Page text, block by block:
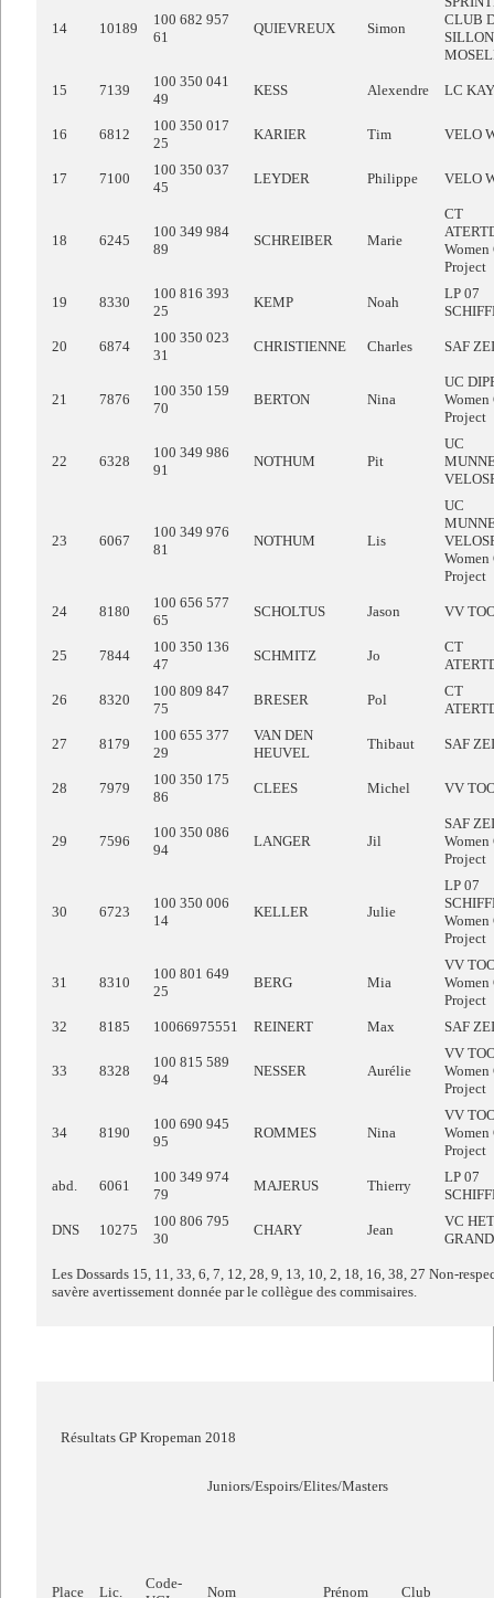
14 10189
100 682 957
61
QUIEVREUX Simon
CLUB
SILLON
15 7139
100 350 041
49
KESS Alexendre LC
16 6812
100 350 017
25
KARIER Tim VELO
17 7100
100 350 037
45
LEYDER Philippe VELO
18 6245
100 349 984
89
SCHREIBER Marie
CT
Project
19 8330
100 816 393
25
KEMP Noah
LP 07
20 6874
100 350 023
31
CHRISTIENNE Charles SAF
21 7876
100 350 159
70
BERTON Nina
UC
Project
22 6328
100 349 986
91
NOTHUM Pit
UC
23 6067
100 349 976
81
NOTHUM Lis
UC
Project
24 8180
100 656 577
65
SCHOLTUS Jason VV
25 7844
100 350 136
47
SCHMITZ Jo
CT
26 8320
100 809 847
75
BRESER Pol
CT
27 8179
100 655 377
29
VAN DEN
HEUVEL
Thibaut SAF
28 7979
100 350 175
86
CLEES Michel VV
29 7596
100 350 086
94
LANGER Jil
SAF
Project
30 6723
100 350 006
14
KELLER Julie
LP 07
Project
31 8310
100 801 649
25
BERG Mia
VV
Project
32
8185 10066975551 REINERT Max SAF
33 8328
100 815 589
94
NESSER Aurélie
VV
Project
34 8190
100 690 945
95
ROMMES Nina
VV
Project
abd. 6061
100 349 974
79
MAJERUS Thierry
LP 07
DNS 10275
100 806 795
30
CHARY Jean
VC
Les Dossards 15, 11, 33, 6, 7, 12, 28, 9, 13, 10, 2, 18, 16, 38, 27 Non-
savère avertissement donnée par le collègue des commisaires.
Résultats GP Kropeman 2018
Juniors/Espoirs/Elites/Masters
Place Lic.
Code-
Nom Prénom Club